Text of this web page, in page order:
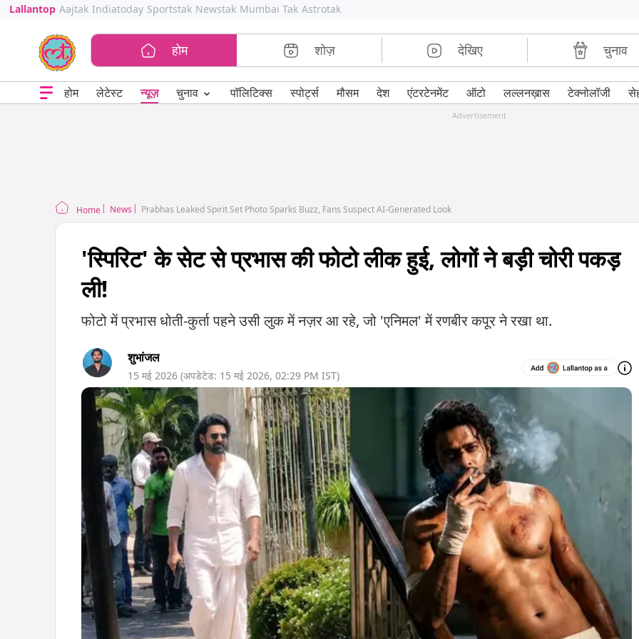
Lallantop Aajtak Indiatoday Sportstak Newstak Mumbai Tak Astrotak
होम शोज़ देखिए चुनाव
होम लेटेस्ट न्यूज़ चुनाव ⌄ पॉलिटिक्स स्पोर्ट्स मौसम देश एंटरटेनमेंट ऑटो लल्लनख़ास टेक्नोलॉजी
Advertisement
Home News Prabhas Leaked Spirit Set Photo Sparks Buzz, Fans Suspect AI-Generated Look
'स्पिरिट' के सेट से प्रभास की फोटो लीक हुई, लोगों ने बड़ी चोरी पकड़
ली!
फोटो में प्रभास धोती-कुर्ता पहने उसी लुक में नज़र आ रहे, जो 'एनिमल' में रणबीर कपूर ने रखा था.
शुभांजल
15 मई 2026 (अपडेटेड: 15 मई 2026, 02:29 PM IST)